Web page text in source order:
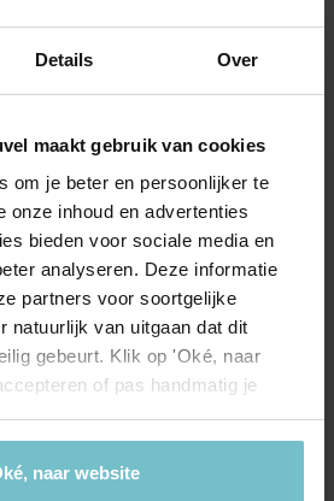
Details Over
maakt gebruik van cookies
om je beter en persoonlijker te
onze inhoud en advertenties
bieden voor sociale media en
analyseren. Deze informatie
partners voor soortgelijke
natuurlijk van uitgaan dat dit
gebeurt. Klik op 'Oké, naar
of pas handmatig je
naar website
worden
Eindhoven
Aalsterweg 134c
5615 CJ Eindhoven
eindhoven@heuvel.nl
040 - 78 20 849